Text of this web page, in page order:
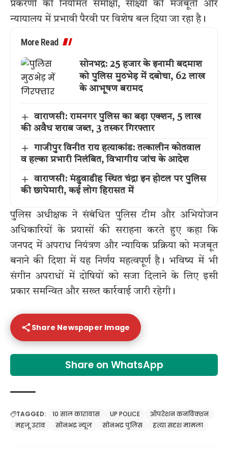
प्रकरणों की नियमित समीक्षा, साक्ष्यों की मजबूती और
न्यायालय में प्रभावी पैरवी पर विशेष बल दिया जा रहा है।
More Read
सोनभद्र: 25 हजार के इनामी बदमाश
को पुलिस मुठभेड़ में दबोचा, 62 लाख
के आभूषण बरामद
वाराणसी: रामनगर पुलिस का बड़ा एक्शन, 5 लाख
की अवैध शराब जब्त, 3 तस्कर गिरफ्तार
गाजीपुर विनीत राय हत्याकांड: तत्कालीन कोतवाल
व हल्का प्रभारी निलंबित, विभागीय जांच के आदेश
वाराणसी: मंडुवाडीह स्थित चंद्रा इन होटल पर पुलिस
की छापेमारी, कई लोग हिरासत में
पुलिस अधीक्षक ने संबंधित पुलिस टीम और अभियोजन
अधिकारियों के प्रयासों की सराहना करते हुए कहा कि
जनपद में अपराध नियंत्रण और न्यायिक प्रक्रिया को मजबूत
बनाने की दिशा में यह निर्णय महत्वपूर्ण है। भविष्य में भी
संगीन अपराधों में दोषियों को सजा दिलाने के लिए इसी
प्रकार समन्वित और सख्त कार्रवाई जारी रहेगी।
Share Newspaper Image
Share on WhatsApp
TAGGED: 10 साल कारावास UP POLICE
ऑपरेशन कनविक्शन
महजू उरांव
सोनभद्र न्यूज सोनभद्र पुलिस हत्या सदृश मामला